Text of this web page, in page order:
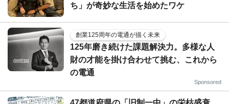
ち」が奇妙な生活を始めたワケ
創業125周年の電通が描く未来
125年磨き続けた課題解決力。多様な人
財の才能を掛け合わせて挑む、これから
の電通
Sponsored